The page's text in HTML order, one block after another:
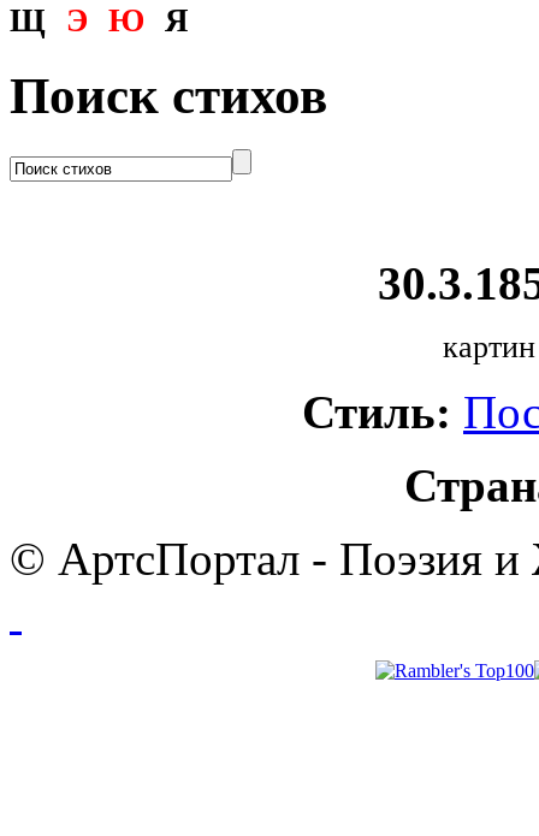
Щ
Э Ю Я
Поиск стихов
Стиль:
© АртсПортал - Поэзия